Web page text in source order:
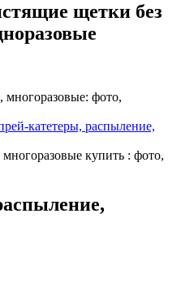
щетки без
многоразовые: фото,
купить : фото,